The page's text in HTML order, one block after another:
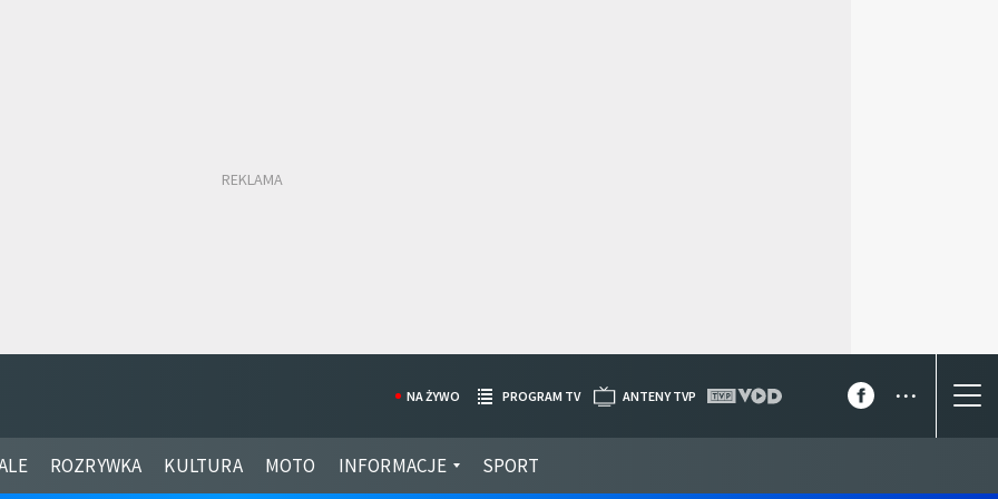
ROZRYWKA KULTURA MOTO INFORMACJE SPORT
NA ŻYWO PROGRAM TV ANTENY TVP ...